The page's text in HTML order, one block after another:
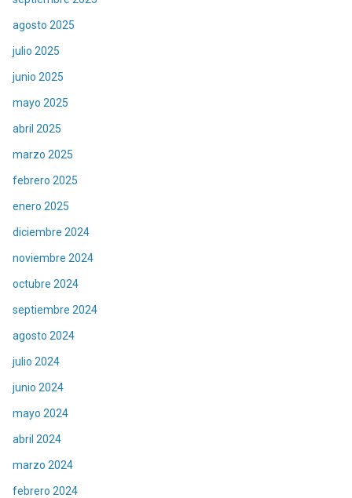
agosto 2025
julio 2025
junio 2025
mayo 2025
abril 2025
marzo 2025
febrero 2025
enero 2025
diciembre 2024
noviembre 2024
octubre 2024
septiembre 2024
agosto 2024
julio 2024
junio 2024
mayo 2024
abril 2024
marzo 2024
febrero 2024